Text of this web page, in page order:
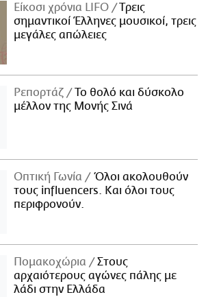
Είκοσι χρόνια LIFO
Tρεις
σημαντικοί Έλληνες μουσικοί, τρεις
μεγάλες απώλειες
Ρεπορτάζ
Το θολό και δύσκολο
μέλλον της Μονής Σινά
Οπτική Γωνία
Όλοι ακολουθούν
τους influencers. Και όλοι τους
περιφρονούν.
Πομακοχώρια
Στους
αρχαιότερους αγώνες πάλης με
λάδι στην Ελλάδα